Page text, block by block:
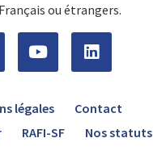
ou étrangers.
légales
Contact
RAFI-SF Nos statuts